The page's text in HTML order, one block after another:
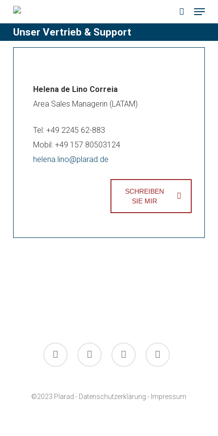
Skip
to
main
content
search
Menu
Unser Vertrieb & Support
Helena de Lino Correia
Area Sales Managerin (LATAM)
Tel: +49 2245 62-883
Mobil: +49 157 80503124
helena.lino@plarad.de
SCHREIBEN
SIE MIR
facebook linkedin youtube instagram
©2023 Plarad - Datenschutzerklärung - Impressum